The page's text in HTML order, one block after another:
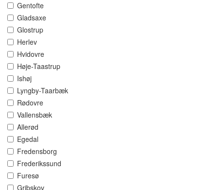
Gentofte
Gladsaxe
Glostrup
Herlev
Hvidovre
Høje-Taastrup
Ishøj
Lyngby-Taarbæk
Rødovre
Vallensbæk
Allerød
Egedal
Fredensborg
Frederikssund
Furesø
Gribskov